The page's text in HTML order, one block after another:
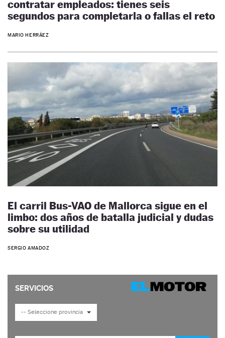
contratar empleados: tienes seis
segundos para completarla o fallas el reto
MARIO HERRÁEZ
El carril Bus-VAO de Mallorca sigue en el
limbo: dos años de batalla judicial y dudas
sobre su utilidad
SERGIO AMADOZ